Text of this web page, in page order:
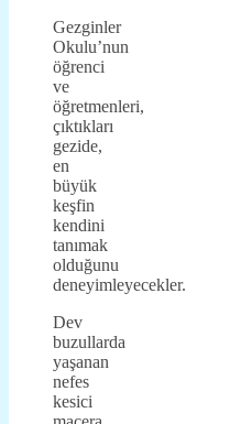
Gezginler
Okulu’nun
öğrenci
ve
öğretmenleri,
çıktıkları
gezide,
en
büyük
keşfin
kendini
tanımak
olduğunu
deneyimleyecekler.
Dev
buzullarda
yaşanan
nefes
kesici